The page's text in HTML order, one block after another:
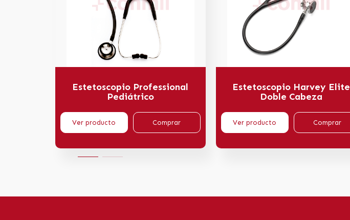
Estetoscopio Professional
Pediátrico
Ver producto Comprar
Estetoscopio Harvey Elite
Doble Cabeza
Ver producto Comprar